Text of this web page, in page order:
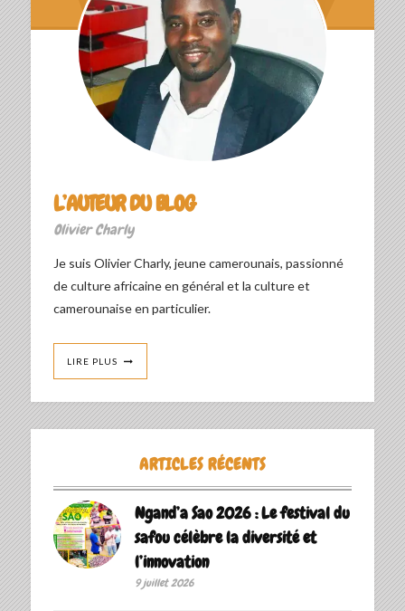
L’AUTEUR DU BLOG
Olivier Charly
Je suis Olivier Charly, jeune camerounais, passionné
de culture africaine en général et la culture et
camerounaise en particulier.
LIRE PLUS
ARTICLES RÉCENTS
Ngand’a Sao 2026 : Le festival du
safou célèbre la diversité et
l’innovation
9 juillet 2026